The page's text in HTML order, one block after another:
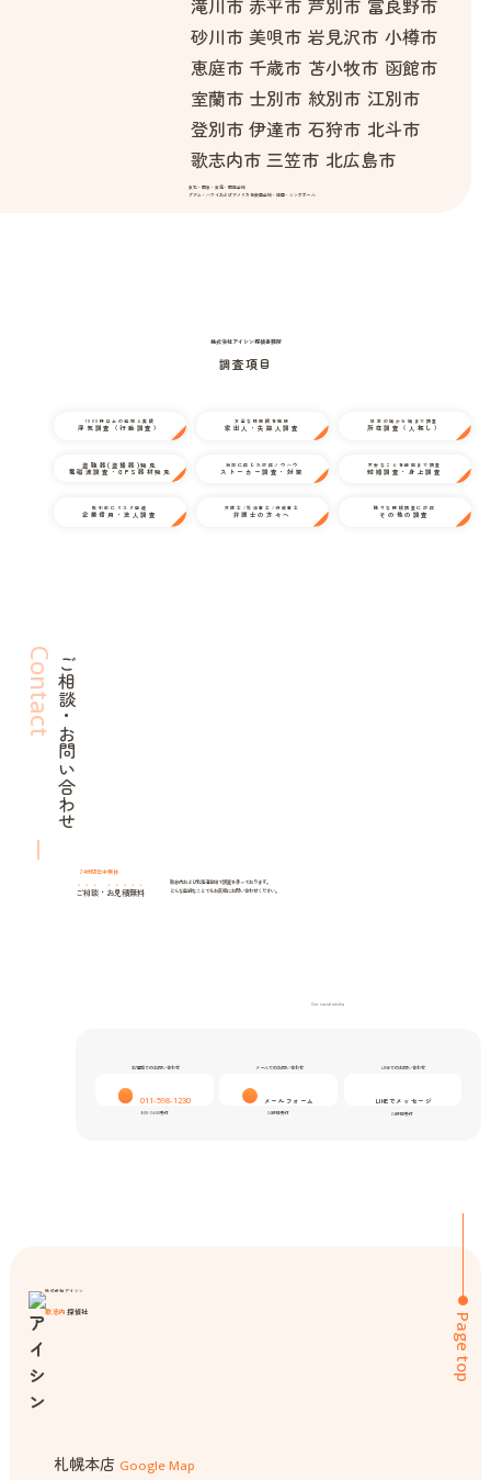
砂川市 美唄市 岩見沢市 小樽市
恵庭市 千歳市 苫小牧市 函館市
室蘭市 士別市 紋別市 江別市
登別市 伊達市 石狩市 北斗市
歌志内市 三笠市 北広島市
東北・関東・東海・関西全域
グアム・ハワイおよびアメリカ合衆国全域・韓国・シンガポール
株式会社アイシン探偵事務所
調査項目
1000件以上の経験と実績
浮気調査（行動調査）
万全な情報網を駆使
家出人・失踪人調査
日本の端から端まで調査
所在調査（人探し）
盗聴器(盗撮器)発見
電磁波調査・GPS器材発見
状況に応じた対応ノウハウ
ストーカー調査・対策
不安なことを細部まで調査
結婚調査・身上調査
取引前にリスク回避
企業信用・法人調査
弁護士/司法書士/行政書士
弁護士の方々へ
様々な探偵調査に対応
その他の調査
ご相談・お問い合わせ
Contact
24時間年中無休
ご相談 ・ お見積無料
歌志内および北海道全域で調査を承っております。
どんな些細なことでもお気軽にお問い合わせください。
Our social media
お電話でのお問い合わせ
011-598-1230
9:00-24:00受付
メールでのお問い合わせ
メールフォーム
24時間受付
LINEでのお問い合わせ
LINEでメッセージ
24時間受付
Page top
株式会社アイシン
歌志内探偵社
札幌本店 Google Map